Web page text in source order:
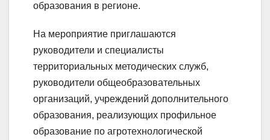
образования в регионе.
На мероприятие приглашаются
руководители и специалисты
территориальных методических служб,
руководители общеобразовательных
организаций, учреждений дополнительного
образования, реализующих профильное
образование по агротехнологической